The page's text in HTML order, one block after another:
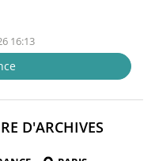
16:13
D'ARCHIVES